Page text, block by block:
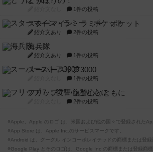
1件の投稿
スターマイン・ラミー ポケット
紹介文あり 2件の投稿
海兵隊
紹介文あり 1件の投稿
スーパーストア3000
1件の投稿
フリップ７：復讐心とともに
2件の投稿
※Apple、Apple のロゴ は、米国および他の国々で登録された
※App Store は、Apple Inc.のサービスマークです。
※Android は、グーグル インコーポレイテッドの商標または登録
※Google Play とそのロゴは、Google Inc.の商標または登録商標